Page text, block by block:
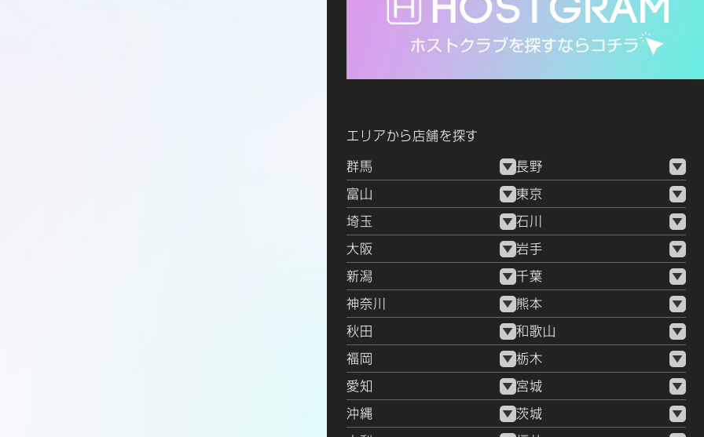
エリアから店舗を探す
群馬 長野
富山 東京
埼玉 石川
大阪 岩手
新潟 千葉
神奈川 熊本
秋田 和歌山
福岡 栃木
愛知 宮城
沖縄 茨城